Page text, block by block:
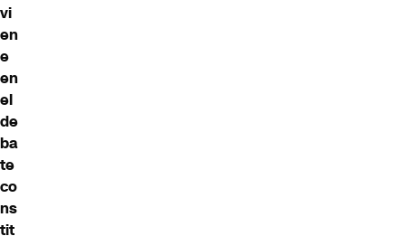
vi
en
e
en
el
de
ba
te
co
ns
tit